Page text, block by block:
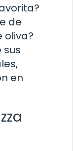
de
oliva?
sus
en